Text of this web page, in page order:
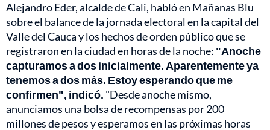
Alejandro Eder, alcalde de Cali, habló en Mañanas Blu
sobre el balance de la jornada electoral en la capital del
Valle del Cauca y los hechos de orden público que se
registraron en la ciudad en horas de la noche: "Anoche
capturamos a dos inicialmente. Aparentemente ya
tenemos a dos más. Estoy esperando que me
confirmen", indicó. "Desde anoche mismo,
anunciamos una bolsa de recompensas por 200
millones de pesos y esperamos en las próximas horas